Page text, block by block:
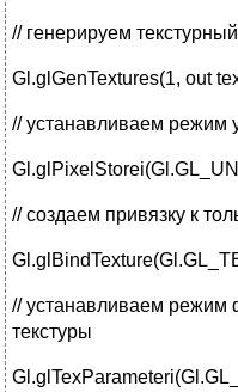
// генерируем
Gl.glGenTextures(1, out
// устанавливаем режим
// создаем привязку к
// устанавливаем режим
текстуры